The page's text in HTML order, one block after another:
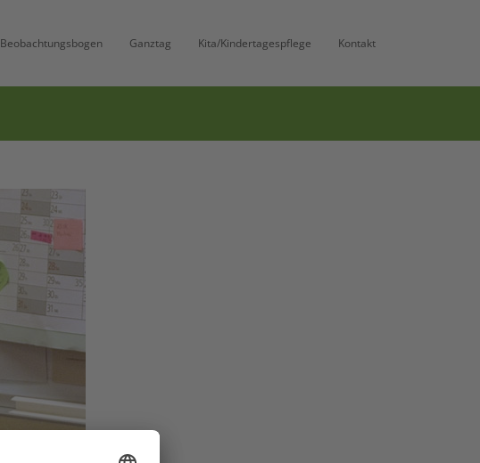
Beobachtungsbogen Ganztag Kita/Kindertagespflege Kontakt